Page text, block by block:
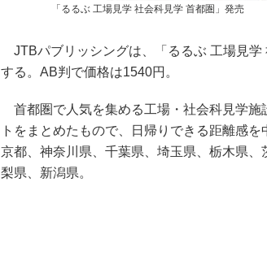
「るるぶ 工場見学 社会科見学 首都圏」発売
JTBパブリッシングは、「るるぶ 工場見学
する。AB判で価格は1540円。
首都圏で人気を集める工場・社会科見学施
トをまとめたもので、日帰りできる距離感
京都、神奈川県、千葉県、埼玉県、栃木県
梨県、新潟県。